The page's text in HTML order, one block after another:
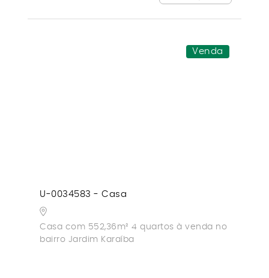
Venda
U-0034583 - Casa
Casa com 552,36m² 4 quartos à venda no
bairro Jardim Karaíba